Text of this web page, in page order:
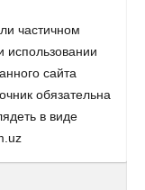
частичном
использовании
сайта
обязательна
в виде